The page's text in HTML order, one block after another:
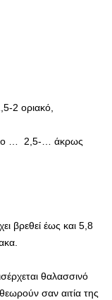
… άκρως
βρεθεί έως και 5,8
θαλασσινό
σαν αιτία της